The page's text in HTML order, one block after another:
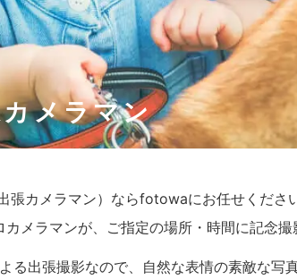
メラマン
張カメラマン）ならfotowaにお任せください
メラマンが、ご指定の場所・時間に記念撮
る出張撮影なので、自然な表情の素敵な写真